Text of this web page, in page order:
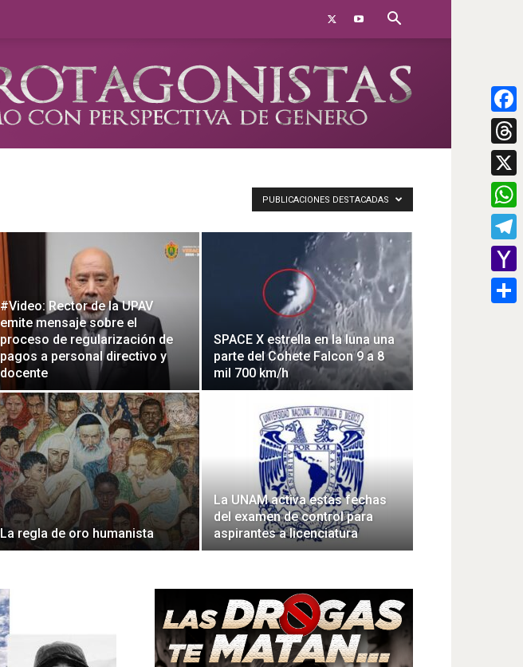
PUBLICACIONES DESTACADAS
#Video: Rector de la UPAV
emite mensaje sobre el
proceso de regularización de
pagos a personal directivo y
docente
SPACE X estrella en la luna una
parte del Cohete Falcon 9 a 8
mil 700 km/h
La regla de oro humanista
La UNAM activa estas fechas
del examen de control para
aspirantes a licenciatura
X
Yahoo